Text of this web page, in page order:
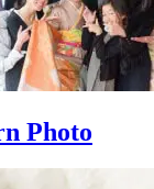
Photo